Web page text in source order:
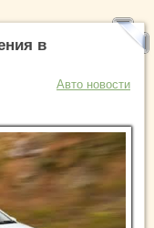
в
Авто новости